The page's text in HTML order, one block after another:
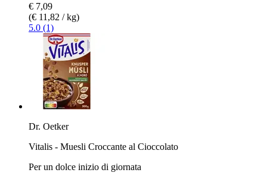
€ 7,09
(€ 11,82 / kg)
5.0 (1)
Dr. Oetker
Vitalis - Muesli Croccante al Cioccolato
Per un dolce inizio di giornata